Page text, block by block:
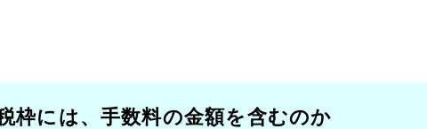
枠には、手数料の金額を含むのか